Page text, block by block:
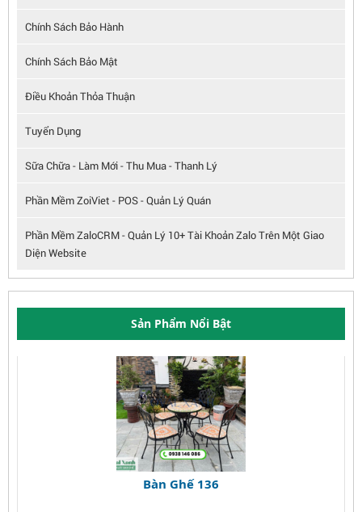
Chính Sách Bảo Hành
Chính Sách Bảo Mật
Điều Khoản Thỏa Thuận
Tuyển Dụng
Sữa Chữa - Làm Mới - Thu Mua - Thanh Lý
Phần Mềm ZoiViet - POS - Quản Lý Quán
Phần Mềm ZaloCRM - Quản Lý 10+ Tài Khoản Zalo Trên Một Giao
Diện Website
Sản Phẩm Nổi Bật
Bàn Ghế 136